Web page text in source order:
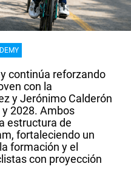
continúa reforzando
con la
y Jerónimo Calderón
2028. Ambos
estructura de
fortaleciendo un
formación y el
con proyección